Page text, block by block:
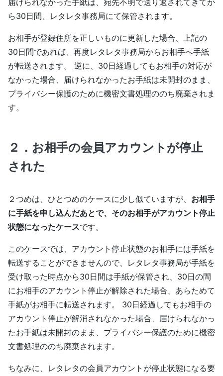
ら30日間、レタレタ事務局にて保管されます。
お相手が登録住所を正しいものに更新した場合、上記の
30日間であれば、再度レタレタ事務局からお相手へ手紙
が転送されます。 逆に、30日経過してもお相手の対応が
なかった場合、届けられなかったお手紙は未開封のまま、
プライバシー保護のために機密文書処理ののち廃棄されま
す。
２．お相手の会員アカウントが停止
された
２つめは、ひとつめのケースに少し似ていますが、 お相手
に手紙を申し込んだあとで、そのお相手がアカウント停止
状態になったケースです。
このケースでは、アカウント停止状態のお相手には手紙を
転送することができませんので、レタレタ事務局が手紙を
受け取った時点から30日間は手紙が保管され、30日の間
にお相手のアカウント停止が解除された場合、あらためて
手紙がお相手に転送されます。 30日経過してもお相手の
アカウント停止が解消されなかった場合、届けられなかっ
たお手紙は未開封のまま、プライバシー保護のために機密
文書処理ののち廃棄されます。
ちなみに、レタレタの会員アカウントが停止状態になる要